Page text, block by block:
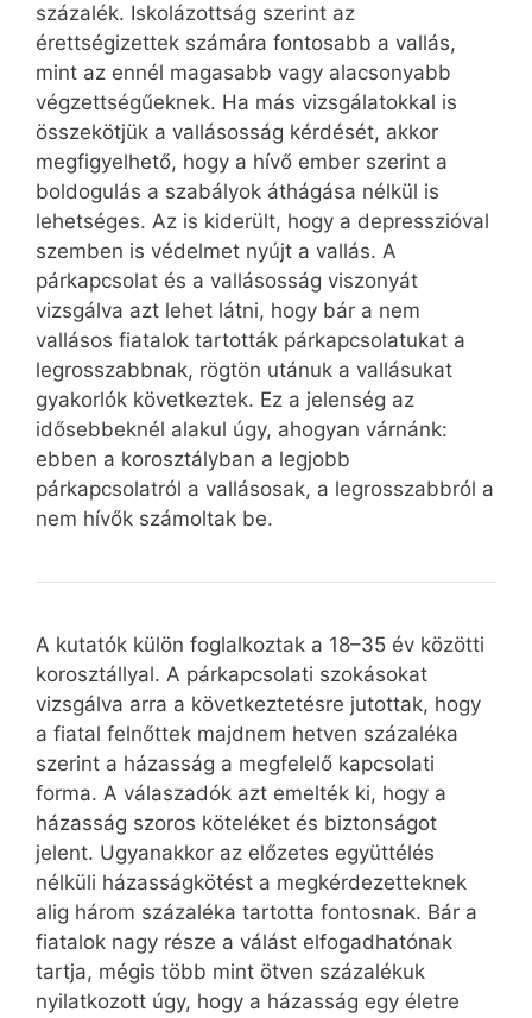
százalék. Iskolázottság szerint az
érettségizettek számára fontosabb a vallás,
mint az ennél magasabb vagy alacsonyabb
végzettségűeknek. Ha más vizsgálatokkal is
összekötjük a vallásosság kérdését, akkor
megfigyelhető, hogy a hívő ember szerint a
boldogulás a szabályok áthágása nélkül is
lehetséges. Az is kiderült, hogy a depresszióval
szemben is védelmet nyújt a vallás. A
párkapcsolat és a vallásosság viszonyát
vizsgálva azt lehet látni, hogy bár a nem
vallásos fiatalok tartották párkapcsolatukat a
legrosszabbnak, rögtön utánuk a vallásukat
gyakorlók következtek. Ez a jelenség az
idősebbeknél alakul úgy, ahogyan várnánk:
ebben a korosztályban a legjobb
párkapcsolatról a vallásosak, a legrosszabbról a
nem hívők számoltak be.
A kutatók külön foglalkoztak a 18–35 év közötti
korosztállyal. A párkapcsolati szokásokat
vizsgálva arra a következtetésre jutottak, hogy
a fiatal felnőttek majdnem hetven százaléka
szerint a házasság a megfelelő kapcsolati
forma. A válaszadók azt emelték ki, hogy a
házasság szoros köteléket és biztonságot
jelent. Ugyanakkor az előzetes együttélés
nélküli házasságkötést a megkérdezetteknek
alig három százaléka tartotta fontosnak. Bár a
fiatalok nagy része a válást elfogadhatónak
tartja, mégis több mint ötven százalékuk
nyilatkozott úgy, hogy a házasság egy életre